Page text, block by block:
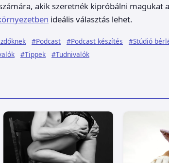
akik szeretnék kipróbálni magukat
ideális választás lehet.
#Podcast #Podcast készítés
#Stúdió
#Tippek #Tudnivalók